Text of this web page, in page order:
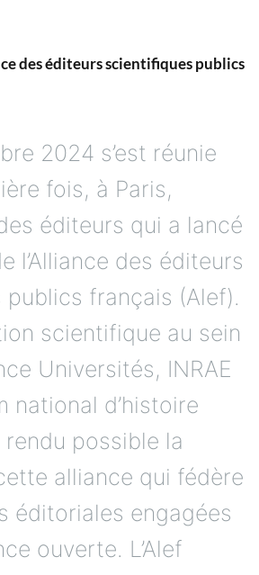
des éditeurs scientifiques publics
2024 s’est réunie
fois, à Paris,
éditeurs qui a lancé
l’Alliance des éditeurs
français (Alef).
scientifique au sein
Universités, INRAE
national d’histoire
possible la
alliance qui fédère
éditoriales engagées
ouverte. L’Alef